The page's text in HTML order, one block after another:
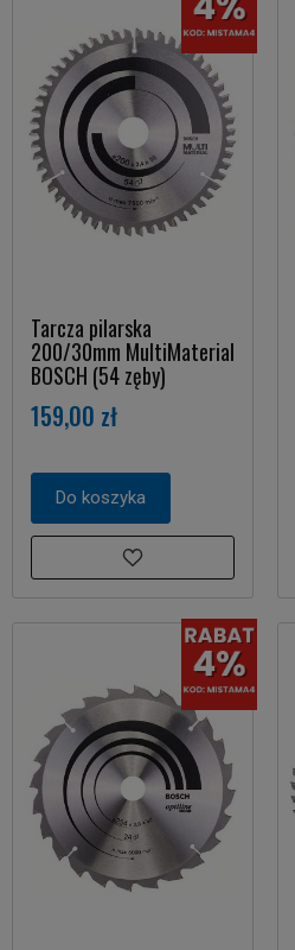
Tarcza pilarska
200/30mm MultiMaterial
BOSCH (54 zęby)
159,00 zł
Do koszyka